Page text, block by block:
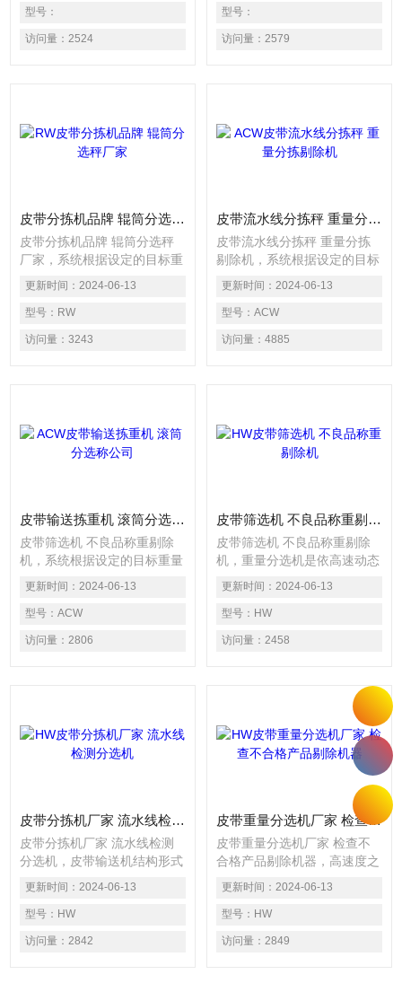
320pcs/min，精度可
达0.08g（3σ） ■ 7吋彩色触
摸屏，图标简单清晰易懂，友
过Modbus通信，轻松实现生
产信息无缝连接
型号：
访问量： 2524
320pcs/min，精度
可达0.08g（3σ） ■ 7吋彩色
触摸屏，图标简单清晰易懂，
过Modbus通信，轻松实现生
产信息无缝连接
型号：
访问量： 2579
皮带分拣机品牌 辊筒分选秤厂家
皮带分拣机品牌 辊筒分选秤
厂家，系统根据设定的目标重
量值，自动检测出产品的重量
是否合格、包装箱内产品的数
量是否有缺失、说明书或配件
是否漏装或多装等，发现不合
格品系统将自动发出警报或根
不合格产品自动剔除。
更新时间： 2024-06-13
型号： RW
访问量： 3243
皮带流水线分拣秤 重量分拣剔除机
皮带流水线分拣秤 重量分拣
剔除机，系统根据设定的目标
重量值，自动检测出产品的重
量是否合格、包装箱内产品的
数量是否有缺失、说明书或配
件是否漏装或多装等，在线分
拣机常见的剔除方式有推杆
安全的操作。臂式的特点：速
度快，可以两边剔除；滑落式
更新时间： 2024-06-13
型号： ACW
访问量： 4885
皮带输送拣重机 滚筒分选称公司
皮带筛选机 不良品称重剔除
机，系统根据设定的目标重量
值，自动检测出产品的重量是
否合格、包装箱内产品的数量
是否有缺失、说明书或配件是
否漏装或多装等，发现不合格
品系统将自动发出警报或根据
有输送带，不合格的予以剔除
（或报警）
更新时间： 2024-06-13
型号： ACW
访问量： 2806
皮带筛选机 不良品称重剔除机
皮带筛选机 不良品称重剔除
机，重量分选机是依高速动态
重量读取方式对成品物进行称
重检测。系统根据设定的目标
重量值，自动检测出产品的重
量是否合格、包装箱内产品的
数量是否有缺失、说明书或配
合格品系统将自动发出警报或
根据重量自动分级，也可配合
后续流水线作自动剔除不良品
之连锁动作。 检测物通过检
重秤进行称重检测，合格的送
回原有输送带，不合格的予以
更新时间： 2024-06-13
型号： HW
访问量： 2458
皮带分拣机厂家 流水线检测分选机
皮带分拣机厂家 流水线检测
分选机，皮带输送机结构形式
多样，有槽型皮带机、平型皮
带机、爬坡皮带机、侧倾 皮
带机、转弯皮带机等多种形
式。常用的胶带输送机可分
为:普通帆布芯胶带输送机、
更新时间： 2024-06-13
型号： HW
访问量： 2842
皮带重量分选机厂家 检查不合格产品剔除机器
皮带重量分选机厂家 检查不
合格产品剔除机器，高速度之
动态重量读取方式检出生产线
上的产品之重量，可以精确的
检测出连续生产线中重量不合
格的产品，并依此执行上下线
判别或重量自动分选之控制，
更新时间： 2024-06-13
型号： HW
访问量： 2849